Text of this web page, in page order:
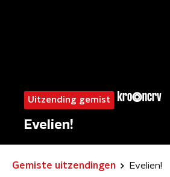
Uitzending gemist
Evelien!
Gemiste uitzendingen Evelien!